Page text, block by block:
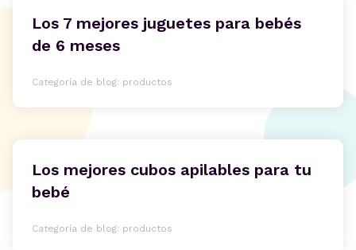
Los 7 mejores juguetes para bebés
de 6 meses
Categoría de blog: productos
Los mejores cubos apilables para tu
bebé
Categoría de blog: productos